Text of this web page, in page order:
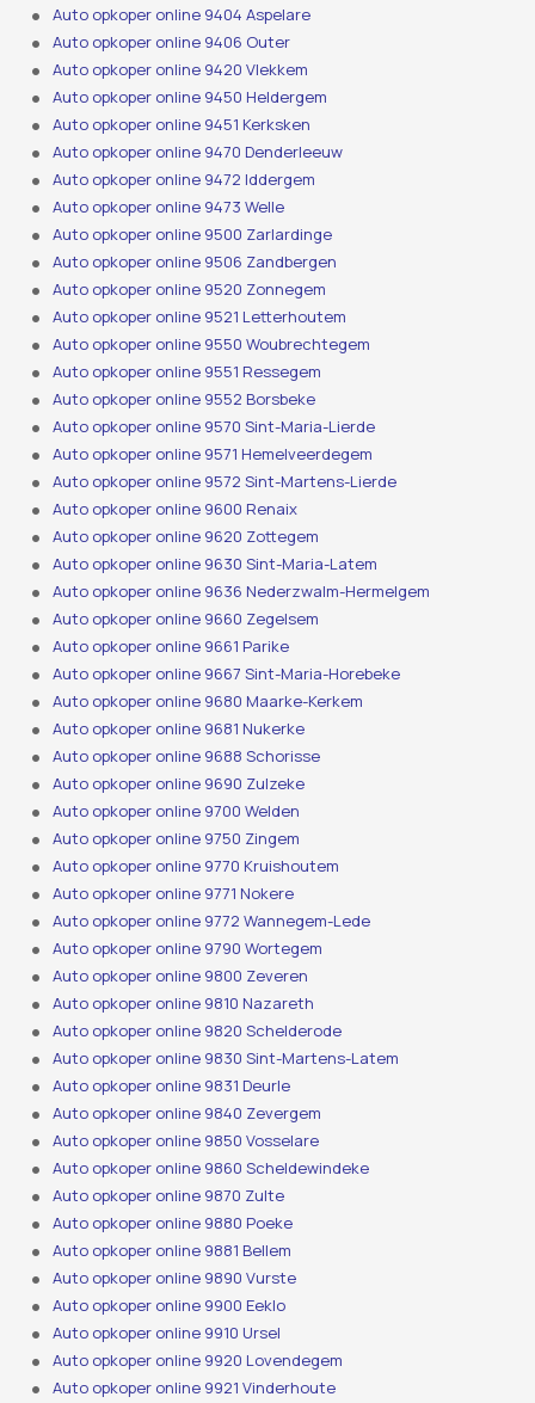
Auto opkoper online 9404 Aspelare
Auto opkoper online 9406 Outer
Auto opkoper online 9420 Vlekkem
Auto opkoper online 9450 Heldergem
Auto opkoper online 9451 Kerksken
Auto opkoper online 9470 Denderleeuw
Auto opkoper online 9472 Iddergem
Auto opkoper online 9473 Welle
Auto opkoper online 9500 Zarlardinge
Auto opkoper online 9506 Zandbergen
Auto opkoper online 9520 Zonnegem
Auto opkoper online 9521 Letterhoutem
Auto opkoper online 9550 Woubrechtegem
Auto opkoper online 9551 Ressegem
Auto opkoper online 9552 Borsbeke
Auto opkoper online 9570 Sint-Maria-Lierde
Auto opkoper online 9571 Hemelveerdegem
Auto opkoper online 9572 Sint-Martens-Lierde
Auto opkoper online 9600 Renaix
Auto opkoper online 9620 Zottegem
Auto opkoper online 9630 Sint-Maria-Latem
Auto opkoper online 9636 Nederzwalm-Hermelgem
Auto opkoper online 9660 Zegelsem
Auto opkoper online 9661 Parike
Auto opkoper online 9667 Sint-Maria-Horebeke
Auto opkoper online 9680 Maarke-Kerkem
Auto opkoper online 9681 Nukerke
Auto opkoper online 9688 Schorisse
Auto opkoper online 9690 Zulzeke
Auto opkoper online 9700 Welden
Auto opkoper online 9750 Zingem
Auto opkoper online 9770 Kruishoutem
Auto opkoper online 9771 Nokere
Auto opkoper online 9772 Wannegem-Lede
Auto opkoper online 9790 Wortegem
Auto opkoper online 9800 Zeveren
Auto opkoper online 9810 Nazareth
Auto opkoper online 9820 Schelderode
Auto opkoper online 9830 Sint-Martens-Latem
Auto opkoper online 9831 Deurle
Auto opkoper online 9840 Zevergem
Auto opkoper online 9850 Vosselare
Auto opkoper online 9860 Scheldewindeke
Auto opkoper online 9870 Zulte
Auto opkoper online 9880 Poeke
Auto opkoper online 9881 Bellem
Auto opkoper online 9890 Vurste
Auto opkoper online 9900 Eeklo
Auto opkoper online 9910 Ursel
Auto opkoper online 9920 Lovendegem
Auto opkoper online 9921 Vinderhoute